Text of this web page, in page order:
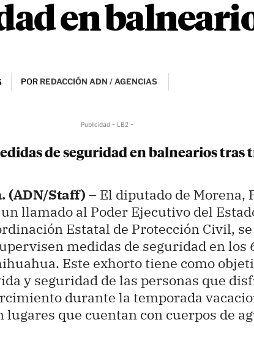
en
POR REDACCIÓN ADN / AGENCIAS
Publicidad - LB2 -
de seguridad en balnearios tras
(ADN/Staff) – El diputado de Morena,
llamado al Poder Ejecutivo del
Estatal de Protección Civil, se
medidas de seguridad en los
Este exhorto tiene como
y seguridad de las personas que
durante la temporada
lugares que cuentan con cuerpos de